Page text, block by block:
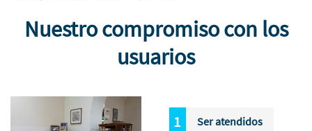
Nuestro compromiso con los
usuarios
Ser atendidos